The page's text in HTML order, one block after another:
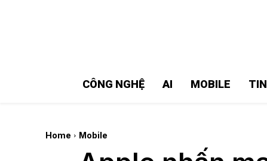
CÔNG NGHỆ AI MOBILE
Home Mobile